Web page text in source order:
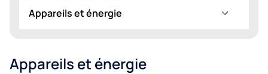
Appareils et énergie
Appareils et énergie